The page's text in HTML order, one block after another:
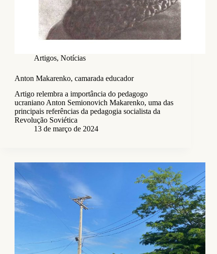
Artigos, Notícias
Anton Makarenko, camarada educador
Artigo relembra a importância do pedagogo
ucraniano Anton Semionovich Makarenko, uma das
principais referências da pedagogia socialista da
Revolução Soviética
13 de março de 2024